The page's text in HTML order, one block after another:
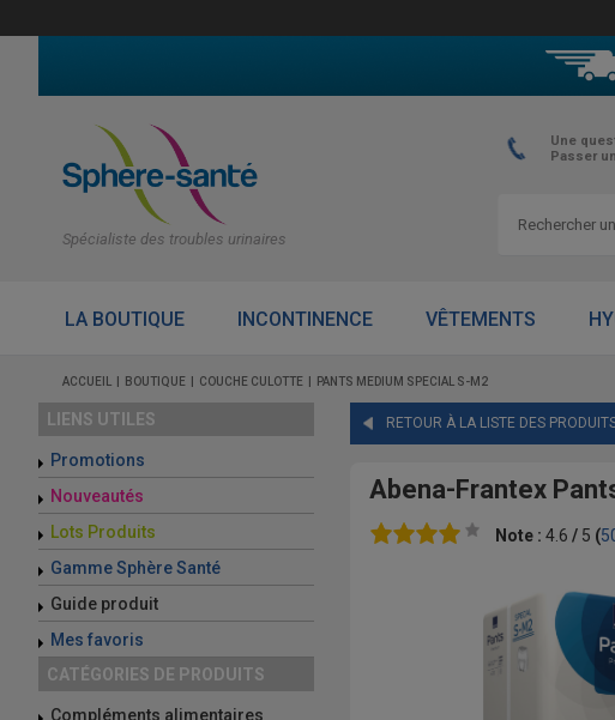
Spécialiste des troubles urinaires
Une
Passer
LA BOUTIQUE INCONTINENCE VÊTEMENTS
ACCUEIL BOUTIQUE COUCHE CULOTTE PANTS MEDIUM SPECIAL S-M2
LIENS UTILES
Promotions
Nouveautés
Lots Produits
Gamme Sphère Santé
Guide produit
Mes favoris
CATÉGORIES DE PRODUITS
Compléments alimentaires
RETOUR À LA LISTE DES
Abena-Frantex
Note : 4.6 / 5 (